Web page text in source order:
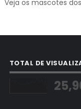
Veja os mascotes
TOTAL DE